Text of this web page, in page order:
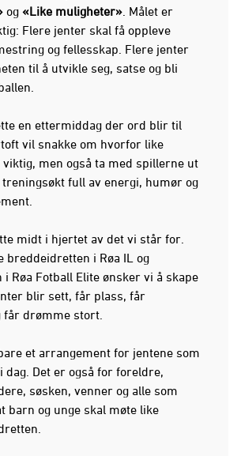
og «Like muligheter» . Målet er
Flere jenter skal få oppleve
og fellesskap. Flere jenter
til å utvikle seg, satse og bli
en ettermiddag der ord blir til
vil snakke om hvorfor like
men også ta med spillerne ut
full av energi, humør og
midt i hjertet av det vi står for.
breddeidretten i Røa IL og
i Røa Fotball Elite ønsker vi å skape
blir sett, får plass, får
får drømme stort.
et arrangement for jentene som
dag. Det er også for foreldre,
søsken, venner og alle som
barn og unge skal møte like